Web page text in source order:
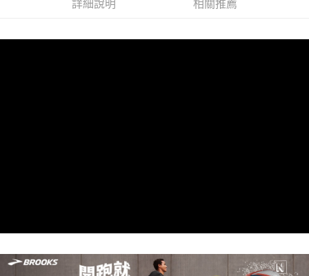
詳細說明 相關推薦